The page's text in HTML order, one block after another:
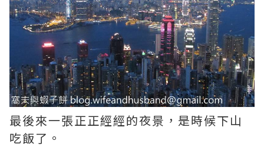
最後來一張正正經經的夜景，是時候下山
吃飯了。